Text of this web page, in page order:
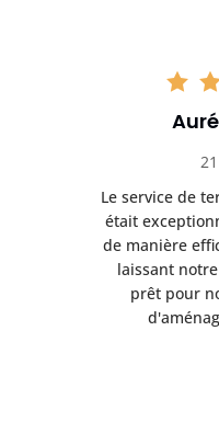
Le service de
était
de manière
laissant
prêt pour